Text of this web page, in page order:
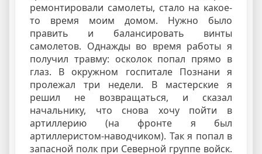
ремонтировали самолеты, стало на какое-
то время моим домом. Нужно было
править и балансировать винты
самолетов. Однажды во время работы я
получил травму: осколок попал прямо в
глаз. В окружном госпитале Познани я
пролежал три недели. В мастерские я
решил не возвращаться, и сказал
начальнику, что снова хочу пойти в
артиллерию (на фронте я был
артиллеристом-наводчиком). Так я попал в
запасной полк при Северной группе войск.